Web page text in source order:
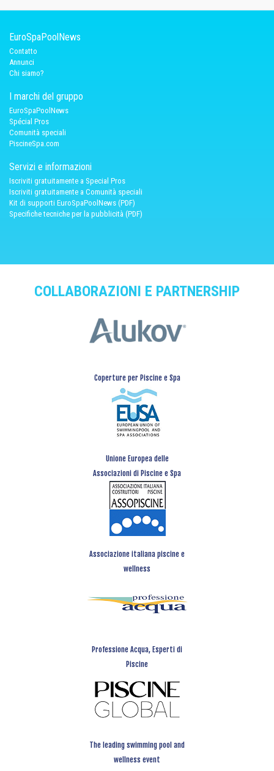
EuroSpaPoolNews
Contatto
Annunci
Chi siamo?
I marchi del gruppo
EuroSpaPoolNews
Spécial Pros
Comunità speciali
PiscineSpa.com
Servizi e informazioni
Iscriviti gratuitamente a Special Pros
Iscriviti gratuitamente a Comunità speciali
Kit di supporti EuroSpaPoolNews (PDF)
Specifiche tecniche per la pubblicità (PDF)
COLLABORAZIONI E PARTNERSHIP
Coperture per Piscine e Spa
Unione Europea delle
Associazioni di Piscine e Spa
Associazione italiana piscine e
wellness
Professione Acqua, Esperti di
Piscine
The leading swimming pool and
wellness event